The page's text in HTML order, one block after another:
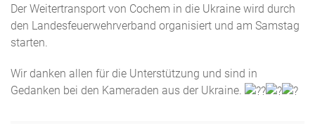
Der Weitertransport von Cochem in die Ukraine wird durch
den Landesfeuerwehrverband organisiert und am Samstag
starten.
Wir danken allen für die Unterstützung und sind in
Gedanken bei den Kameraden aus der Ukraine.